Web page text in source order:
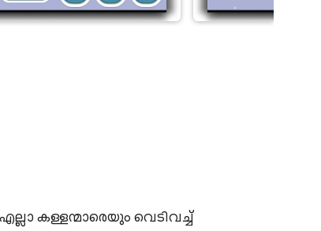
കള്ളന്മാരെയും വെടിവച്ച്